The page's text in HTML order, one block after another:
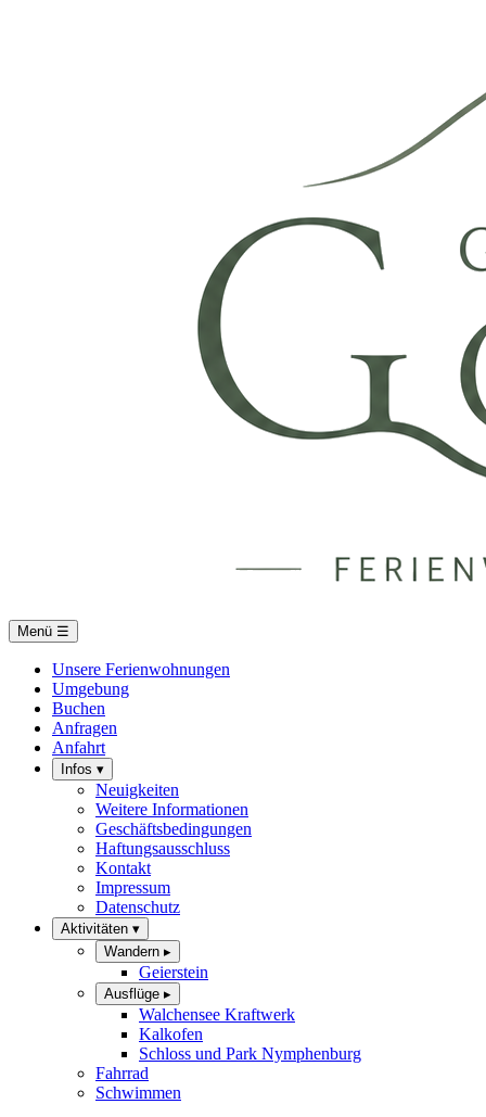
Menü ☰
Unsere Ferienwohnungen
Umgebung
Buchen
Anfragen
Anfahrt
Infos ▾
Neuigkeiten
Weitere Informationen
Geschäftsbedingungen
Haftungsausschluss
Kontakt
Impressum
Datenschutz
Aktivitäten ▾
Wandern ▸
Geierstein
Ausflüge ▸
Walchensee Kraftwerk
Kalkofen
Schloss und Park Nymphenburg
Fahrrad
Schwimmen